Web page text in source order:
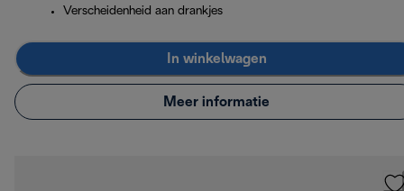
Verscheidenheid aan drankjes
In winkelwagen
Meer informatie